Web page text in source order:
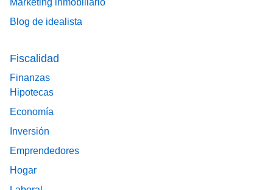
Marketing inmobiliario
Blog de idealista
Fiscalidad
Finanzas
Hipotecas
Economía
Inversión
Emprendedores
Hogar